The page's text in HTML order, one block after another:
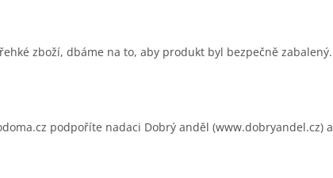
zboží, dbáme na to, aby produkt byl bezpečně zabalený.
podpoříte nadaci Dobrý anděl (www.dobryandel.cz) a